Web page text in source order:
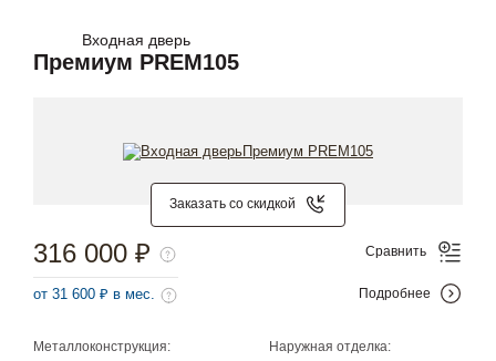
Входная дверь
Премиум PREM105
Заказать со скидкой
Металлоконструкция:
Наружная отделка:
316 000 ₽
от 31 600 ₽ в мес.
Сравнить
Подробнее